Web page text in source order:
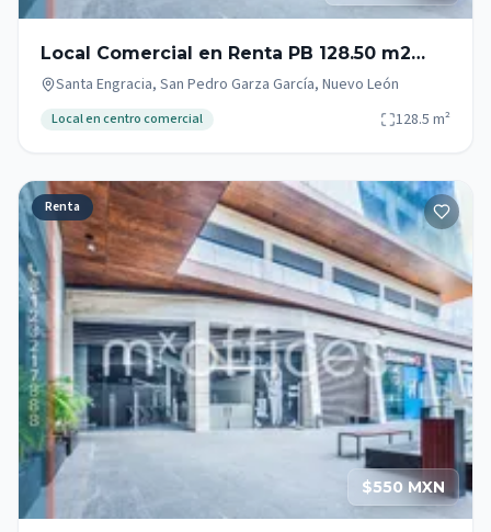
Local Comercial en Renta PB 128.50 m2
Campestre en San Pedro Garza García
Santa Engracia, San Pedro Garza García, Nuevo León
Local en centro comercial 128.5 m²
Renta
$550 MXN